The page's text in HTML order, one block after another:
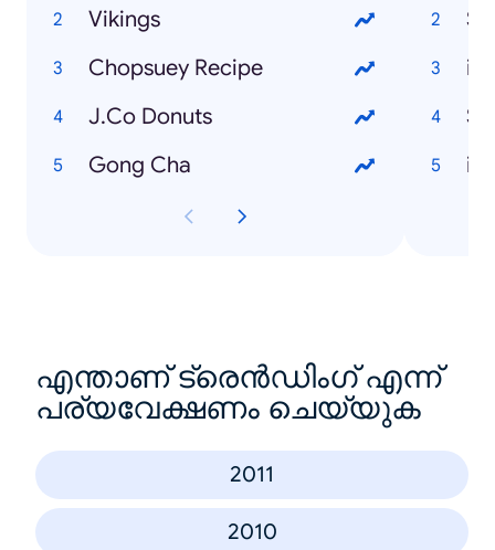
Vikings
Chopsuey Recipe
J.Co Donuts
Gong Cha
എന്താണ് ട്രെൻഡിംഗ് എന്ന്
പര്യവേക്ഷണം ചെയ്യുക
2011
2010